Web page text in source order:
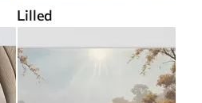
Lilled